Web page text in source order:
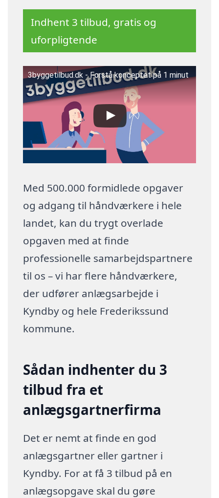
Indhent 3 tilbud, gratis og
uforpligtende
3byggetilbud.dk - Forstå konceptet på 1 minut
Med 500.000 formidlede opgaver
og adgang til håndværkere i hele
landet, kan du trygt overlade
opgaven med at finde
professionelle samarbejdspartnere
til os – vi har flere håndværkere,
der udfører anlægsarbejde i
Kyndby og hele Frederikssund
kommune.
Sådan indhenter du 3
tilbud fra et
anlægsgartnerfirma
Det er nemt at finde en god
anlægsgartner eller gartner i
Kyndby. For at få 3 tilbud på en
anlægsopgave skal du gøre